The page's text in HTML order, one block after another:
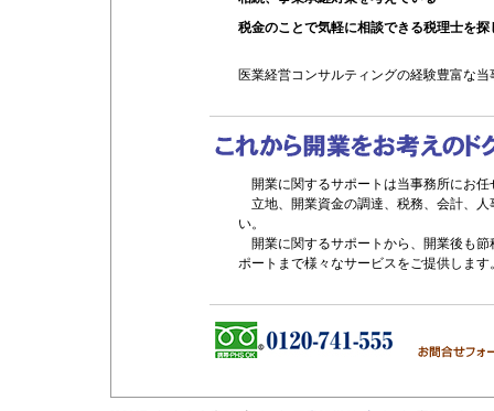
税金のことで気軽に相談できる税理士を探
医業経営コンサルティングの経験豊富な
開業に関するサポートは当事務所にお任
立地、開業資金の調達、税務、会計、
い。
開業に関するサポートから、開業後も
ポートまで様々なサービスをご提供します